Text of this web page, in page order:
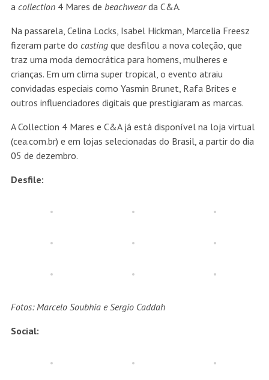
a collection4 Mares de beachwearda C&A.
Na passarela, Celina Locks, Isabel Hickman, Marcelia Freesz
fizeram parte do castingque desfilou a nova coleção, que
traz uma moda democrática para homens, mulheres e
crianças. Em um clima super tropical, o evento atraiu
convidadas especiais como Yasmin Brunet, Rafa Brites e
outros influenciadores digitais que prestigiaram as marcas.
A Collection 4 Mares e C&A já está disponível na loja virtual
(cea.com.br) e em lojas selecionadas do Brasil, a partir do dia
05 de dezembro.
Desfile:
Fotos: Marcelo Soubhia e Sergio Caddah
Social: